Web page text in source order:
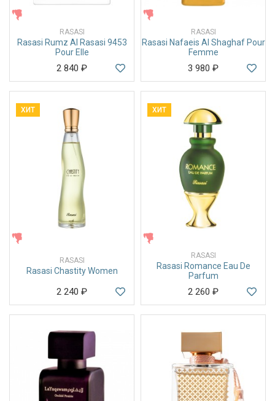
RASASI
Rasasi Rumz Al Rasasi 9453
Pour Elle
2 840 ₽
RASASI
Rasasi Nafaeis Al Shaghaf Pour
Femme
3 980 ₽
ХИТ
RASASI
Rasasi Chastity Women
2 240 ₽
ХИТ
RASASI
Rasasi Romance Eau De
Parfum
2 260 ₽